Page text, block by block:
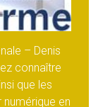
– Denis
connaître
que les
numérique en